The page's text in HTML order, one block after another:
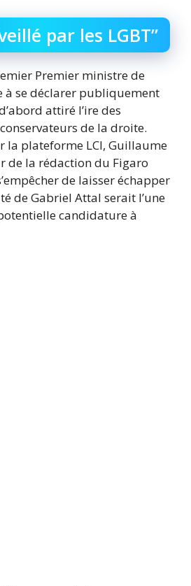
par les LGBT”
Premier ministre de
à se déclarer publiquement
attiré l’ire des
de la droite.
la plateforme LCI, Guillaume
de la rédaction du Figaro
de laisser échapper
de Gabriel Attal serait l’une
candidature à